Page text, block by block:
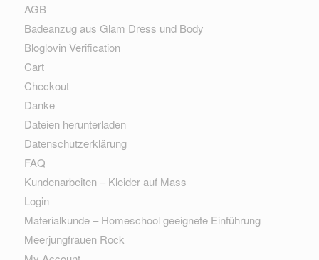
AGB
Badeanzug aus Glam Dress und Body
Bloglovin Verification
Cart
Checkout
Danke
Dateien herunterladen
Datenschutzerklärung
FAQ
Kundenarbeiten – Kleider auf Mass
Login
Materialkunde – Homeschool geeignete Einführung
Meerjungfrauen Rock